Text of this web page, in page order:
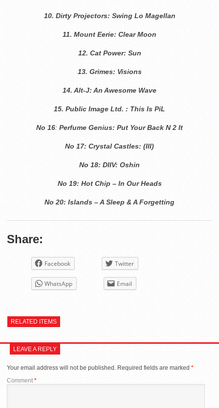
10. Dirty Projectors: Swing Lo Magellan
11. Mount Eerie: Clear Moon
12. Cat Power: Sun
13. Grimes: Visions
14. Alt-J: An Awesome Wave
15. Public Image Ltd. : This Is PiL
No 16: Perfume Genius: Put Your Back N 2 It
No 17: Crystal Castles: (III)
No 18: DIIV: Oshin
Νο 19: Hot Chip – In Our Heads
Νο 20: Islands – A Sleep & A Forgetting
Share:
Facebook Twitter
WhatsApp Email
RELATED ITEMS
LEAVE A REPLY
Your email address will not be published. Required fields are marked *
Comment*